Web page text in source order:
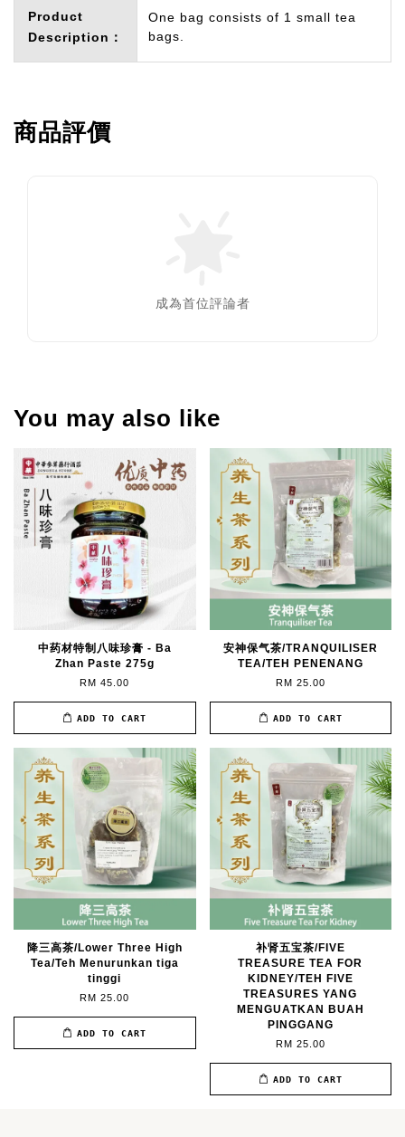
Product
Description：
One bag consists of 1 small tea
bags.
商品評價
成為首位評論者
You may also like
中药材特制八味珍膏 - Ba
Zhan Paste 275g
RM 45.00
ADD TO CART
安神保气茶/TRANQUILISER
TEA/TEH PENENANG
RM 25.00
ADD TO CART
降三高茶/Lower Three High
Tea/Teh Menurunkan tiga
tinggi
RM 25.00
ADD TO CART
补肾五宝茶/FIVE
TREASURE TEA FOR
KIDNEY/TEH FIVE
TREASURES YANG
MENGUATKAN BUAH
PINGGANG
RM 25.00
ADD TO CART